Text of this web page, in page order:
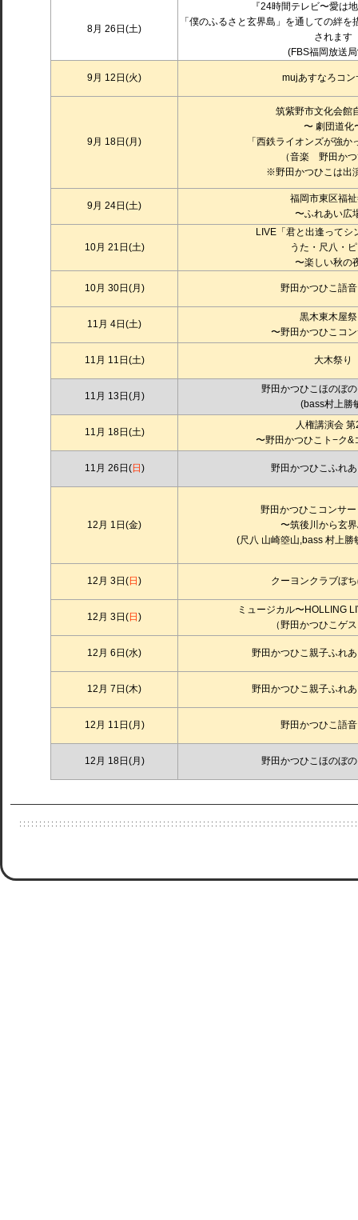
8月 26日(土)
『24時間テレビ〜愛は
「僕のふるさと玄界島」を通しての絆
されます
(FBS福岡放送
9月 12日(火) mujあすなろコン
9月 18日(月)
筑紫野市文化会館
〜 劇団道化
「西鉄ライオンズが強か
（音楽 野田か
※野田かつひこは出
9月 24日(土)
福岡市東区福
〜ふれあい広
10月 21日(土)
LIVE「君と出逢ってシ
うた・尺八・
〜楽しい秋の
10月 30日(月) 野田かつひこ語
11月 4日(土)
黒木東木屋
〜野田かつひこコ
11月 11日(土) 大木祭り
11月 13日(月)
野田かつひこほのぼ
(bass村上勝
11月 18日(土)
人権講演会 第
〜野田かつひこト−ク&
11月 26日(日 ) 野田かつひこふれ
12月 1日(金)
野田かつひこコンサ
〜筑後川から玄
(尺八 山崎箜山,bass 村上
12月 3日(日 ) クーヨンクラブぼ
12月 3日(日 )
ミュージカル〜HOLLING
（野田かつひこゲ
12月 6日(水) 野田かつひこ親子ふれ
12月 7日(木) 野田かつひこ親子ふれ
12月 11日(月) 野田かつひこ語
12月 18日(月) 野田かつひこほのぼ